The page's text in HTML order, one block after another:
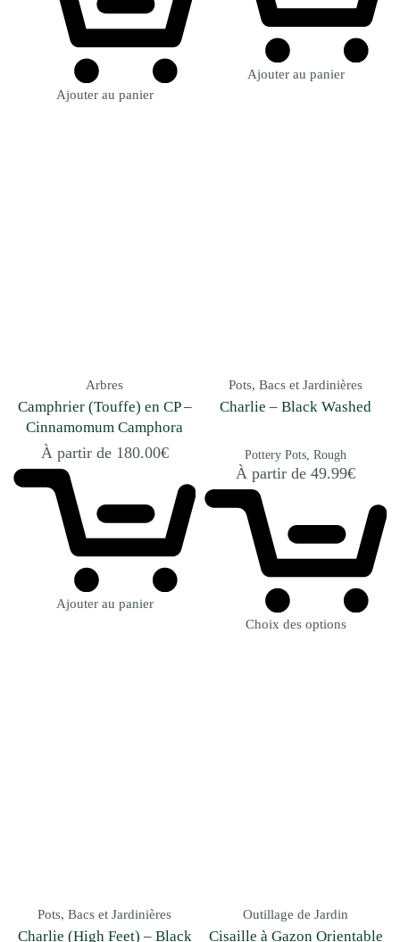
Ajouter au panier
Ajouter au panier
Arbres
Camphrier (Touffe) en CP –
Cinnamomum Camphora
À partir de 180.00€
Ajouter au panier
Pots, Bacs et Jardinières
Charlie – Black Washed
Pottery Pots Rough
À partir de 49.99€
Choix des options
Pots, Bacs et Jardinières
Charlie (High Feet) – Black
Outillage de Jardin
Cisaille à Gazon Orientable